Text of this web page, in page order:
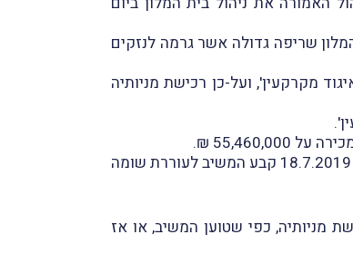
בתחילת 2020, בתום השיפוץ. אולם, במהלך חודש דצמבר 2019 פרצה בבית המלון שריפה גדולה אשר גרמה לנזקים
מקרקעין', ועל-כן רכישת מניותיה
משנדרשה העוררת להגיש למשיב הצהרה בדבר רכישת המניות בפעימה השנייה, הגישה דיווח, לטענתה לשם הזהירות, וביום 18.7.2019 קבע המשיב לעוררת שומה
מניותיה, כפי שטוען המשיב, או אז